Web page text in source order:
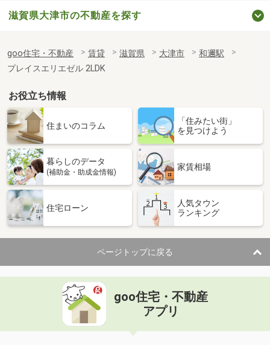
滋賀県大津市の不動産を探す
goo住宅・不動産 賃貸 滋賀県 大津市
和邇駅
プレイスエリエゼル 2LDK
お役立ち情報
住まいのコラム
「住みたい街」
を見つけよう
暮らしのデータ
(補助金・助成金情報)
家賃相場
住宅ローン
人気タウン
ランキング
ページトップに戻る
goo住宅・不動産
アプリ